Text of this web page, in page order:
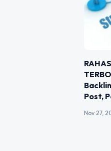
Post,
Nov 27,